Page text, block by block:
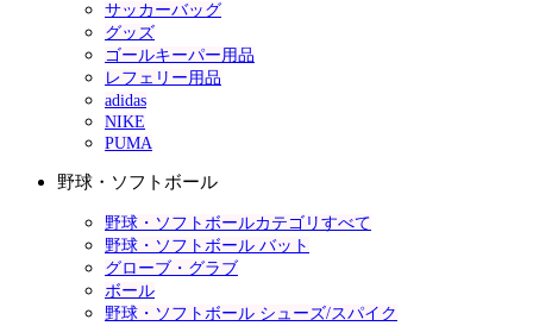
サッカーバッグ
グッズ
ゴールキーパー用品
レフェリー用品
adidas
NIKE
PUMA
野球・ソフトボール
野球・ソフトボールカテゴリすべて
野球・ソフトボール バット
グローブ・グラブ
ボール
野球・ソフトボール シューズ/スパイク